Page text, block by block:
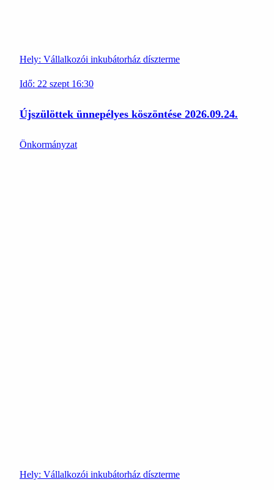
Hely: Vállalkozói inkubátorház díszterme
Idő: 22 szept 16:30
Újszülöttek ünnepélyes köszöntése 2026.09.24.
Önkormányzat
Hely: Vállalkozói inkubátorház díszterme